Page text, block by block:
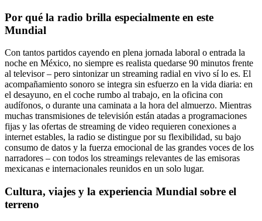
Por qué la radio brilla especialmente en este
Mundial
Con tantos partidos cayendo en plena jornada laboral o entrada la
noche en México, no siempre es realista quedarse 90 minutos frente
al televisor – pero sintonizar un streaming radial en vivo sí lo es. El
acompañamiento sonoro se integra sin esfuerzo en la vida diaria: en
el desayuno, en el coche rumbo al trabajo, en la oficina con
audífonos, o durante una caminata a la hora del almuerzo. Mientras
muchas transmisiones de televisión están atadas a programaciones
fijas y las ofertas de streaming de video requieren conexiones a
internet estables, la radio se distingue por su flexibilidad, su bajo
consumo de datos y la fuerza emocional de las grandes voces de los
narradores – con todos los streamings relevantes de las emisoras
mexicanas e internacionales reunidos en un solo lugar.
Cultura, viajes y la experiencia Mundial sobre el
terreno